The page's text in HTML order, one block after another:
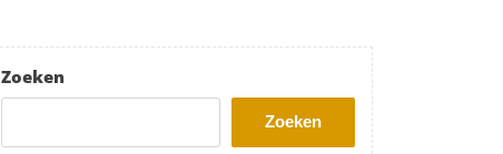
Zoeken
Zoeken